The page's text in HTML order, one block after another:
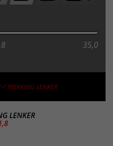
35,0
TREKKING LENKER
LENKER